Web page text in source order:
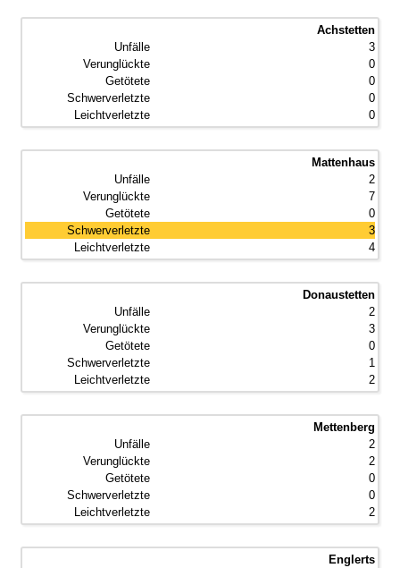
Achstetten
3
0
0
0
0
Mattenhaus
2
7
0
3
4
Donaustetten
2
3
0
1
2
Mettenberg
2
2
0
0
2
Englerts